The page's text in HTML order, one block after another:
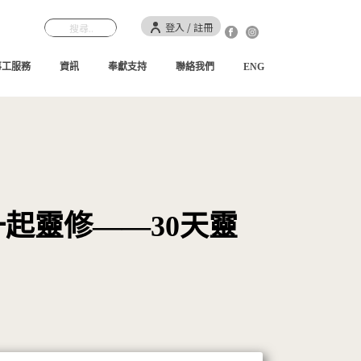
登入 / 註冊
服務 資訊 奉獻支持 聯絡我們 ENG
起靈修——30天靈